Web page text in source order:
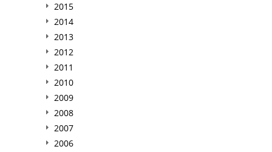
2015
2014
2013
2012
2011
2010
2009
2008
2007
2006